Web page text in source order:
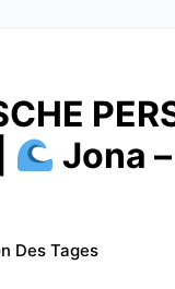
Jona
Des Tages